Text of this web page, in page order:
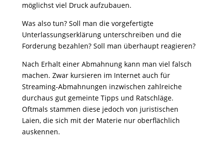
möglichst viel Druck aufzubauen.
Was also tun? Soll man die vorgefertigte
Unterlassungserklärung unterschreiben und die
Forderung bezahlen? Soll man überhaupt reagieren?
Nach Erhalt einer Abmahnung kann man viel falsch
machen. Zwar kursieren im Internet auch für
Streaming-Abmahnungen inzwischen zahlreiche
durchaus gut gemeinte Tipps und Ratschläge.
Oftmals stammen diese jedoch von juristischen
Laien, die sich mit der Materie nur oberflächlich
auskennen.